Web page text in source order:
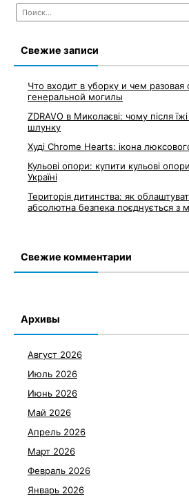
Найти:
Свежие записи
Что входит в уборку и чем разовая
генеральной могилы
ZDRAVO в Миколаєві: чому після
шлунку
Худі Chrome Hearts: ікона
Кульові опори: купити кульові
Україні
Територія дитинства: як
абсолютна безпека поєднується з
Свежие комментарии
Архивы
Август 2026
Июль 2026
Июнь 2026
Май 2026
Апрель 2026
Март 2026
Февраль 2026
Январь 2026